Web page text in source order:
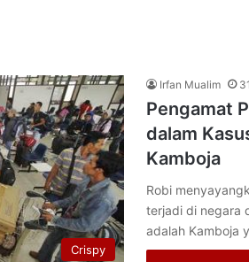
Crispy
Irfan Mualim
Pengamat
dalam
Kamboja
Robi
terjadi di negara
adalah Kamboja